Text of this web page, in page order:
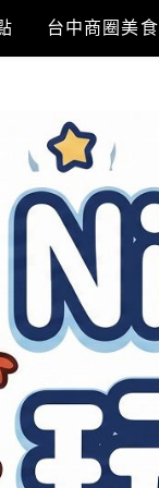
台中商圈美食